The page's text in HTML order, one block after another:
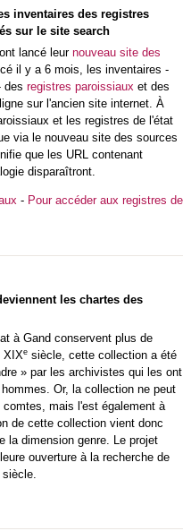
inventaires des registres
sur le site search
lancé leur nouveau site des
il y a 6 mois, les inventaires -
des registres paroissiaux et des
sur l'ancien site internet. À
et les registres de l'état
via le nouveau site des sources
que les URL contenant
disparaîtront.
- Pour accéder aux registres de
les chartes des
à Gand conservent plus de
XIXesiècle, cette collection a été
» par les archivistes qui les ont
Or, la collection ne peut
mais l'est également à
de cette collection vient donc
la dimension genre. Le projet
ouverture à la recherche de